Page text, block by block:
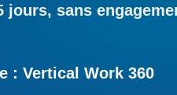
jours, sans
: Vertical Work 360